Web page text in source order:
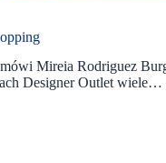
Mireia Rodriguez
Designer Outlet wiele…